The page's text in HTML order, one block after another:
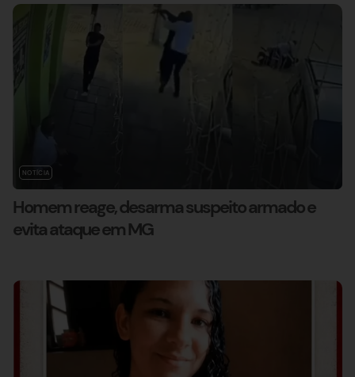
NOTÍCIA
Homem reage, desarma suspeito armado e
evita ataque em MG